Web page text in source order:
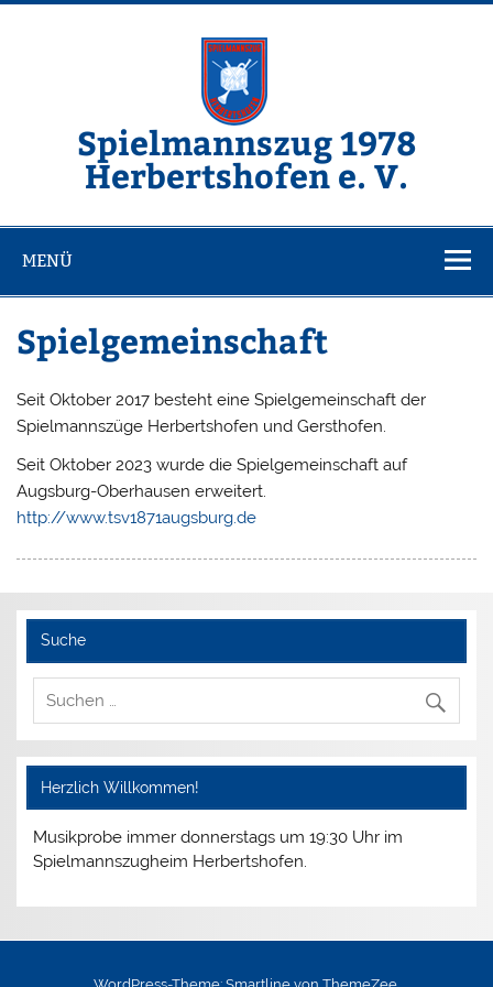
Zum
Spielmannszug 1978
Herbertshofen e. V.
MENÜ
Spielgemeinschaft
Seit Oktober 2017 besteht eine Spielgemeinschaft der
Spielmannszüge Herbertshofen und Gersthofen.
Seit Oktober 2023 wurde die Spielgemeinschaft auf
Augsburg-Oberhausen erweitert.
http://www.tsv1871augsburg.de
Suche
Herzlich Willkommen!
Musikprobe immer donnerstags um 19:30 Uhr im
Spielmannszugheim Herbertshofen.